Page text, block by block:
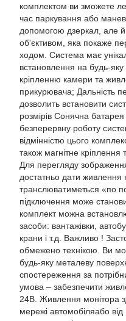
комплектом ви зможете
час паркування або
допомогою дзеркал, але
об'єктивом, яка покаже
ходом. Система має
встановлення на будь-яку
кріпленню камери та
прикурювача; Дальність
дозволить встановити
розмірів Сонячна
безперервну роботу
відмінністю цього
також магнітне
Для перегляду
достатньо дати живлення
транслюватиметься «по
підключення може
комплект можна
засоби: вантажівки,
крани і т.д. Важливо !
обмежено технікою. Ви
будь-яку металеву
спостереження за
умова – забезпечити
24В. Живлення монітора
мережі автомобіляабо